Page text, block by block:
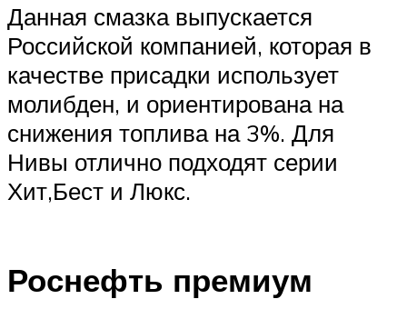
Данная смазка выпускается
Российской компанией, которая в
качестве присадки использует
молибден, и ориентирована на
снижения топлива на 3%. Для
Нивы отлично подходят серии
Хит,Бест и Люкс.
Роснефть премиум